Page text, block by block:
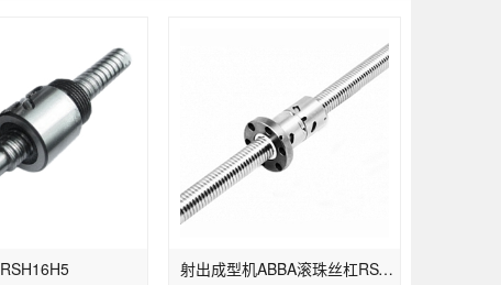
RSH16H5 射出成型机ABBA滚珠丝杠RSY2005-3/4